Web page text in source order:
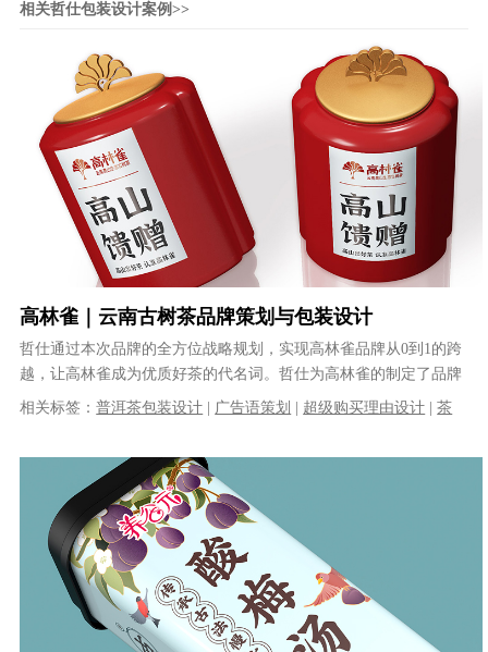
相关哲仕包装设计案例>>
高林雀｜云南古树茶品牌策划与包装设计
哲仕通过本次品牌的全方位战略规划，实现高林雀品牌从0到1的跨
越，让高林雀成为优质好茶的代名词。哲仕为高林雀的制定了品牌
顶层设计：1、品牌名称设计:高林......
相关标签：普洱茶包装设计 广告语策划 超级购买理由设计 |茶